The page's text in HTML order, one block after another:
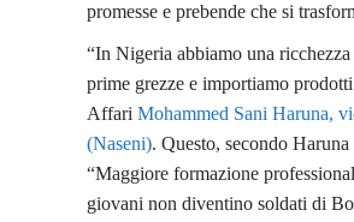
promesse e prebende che si
“In Nigeria abbiamo una
prime grezze e importiamo
Affari Mohammed Sani Haruna,
(Naseni). Questo, secondo
“Maggiore formazione
giovani non diventino soldati di